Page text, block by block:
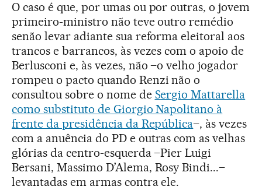
O caso é que, por umas ou por outras, o jovem
primeiro-ministro não teve outro remédio
senão levar adiante sua reforma eleitoral aos
trancos e barrancos, às vezes com o apoio de
Berlusconi e, às vezes, não –o velho jogador
rompeu o pacto quando Renzi não o
consultou sobre o nome de Sergio Mattarella
como substituto de Giorgio Napolitano à
frente da presidência da República–, às vezes
com a anuência do PD e outras com as velhas
glórias da centro-esquerda –Pier Luigi
Bersani, Massimo D’Alema, Rosy Bindi...–
levantadas em armas contra ele.